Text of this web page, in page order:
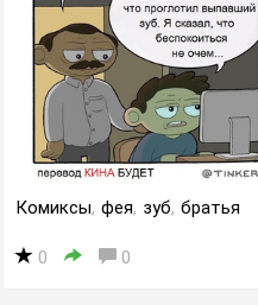
Комиксы, фея, зуб, братья
0 0